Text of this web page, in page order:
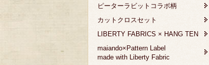
ピーターラビットコラボ柄
カットクロスセット
LIBERTY FABRICS × HANG TEN
maiando×Pattern Label
made with Liberty Fabric